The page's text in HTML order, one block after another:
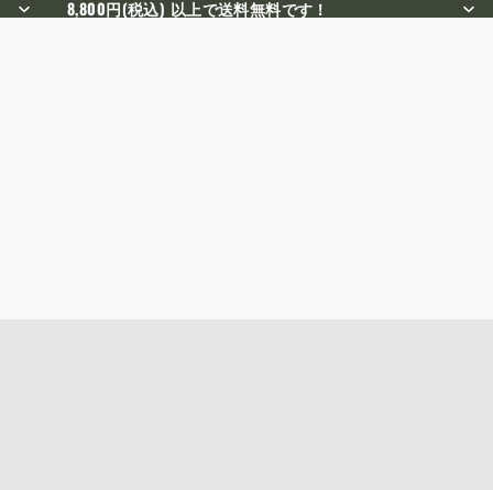
8,800円(税込) 以上で送料無料です！